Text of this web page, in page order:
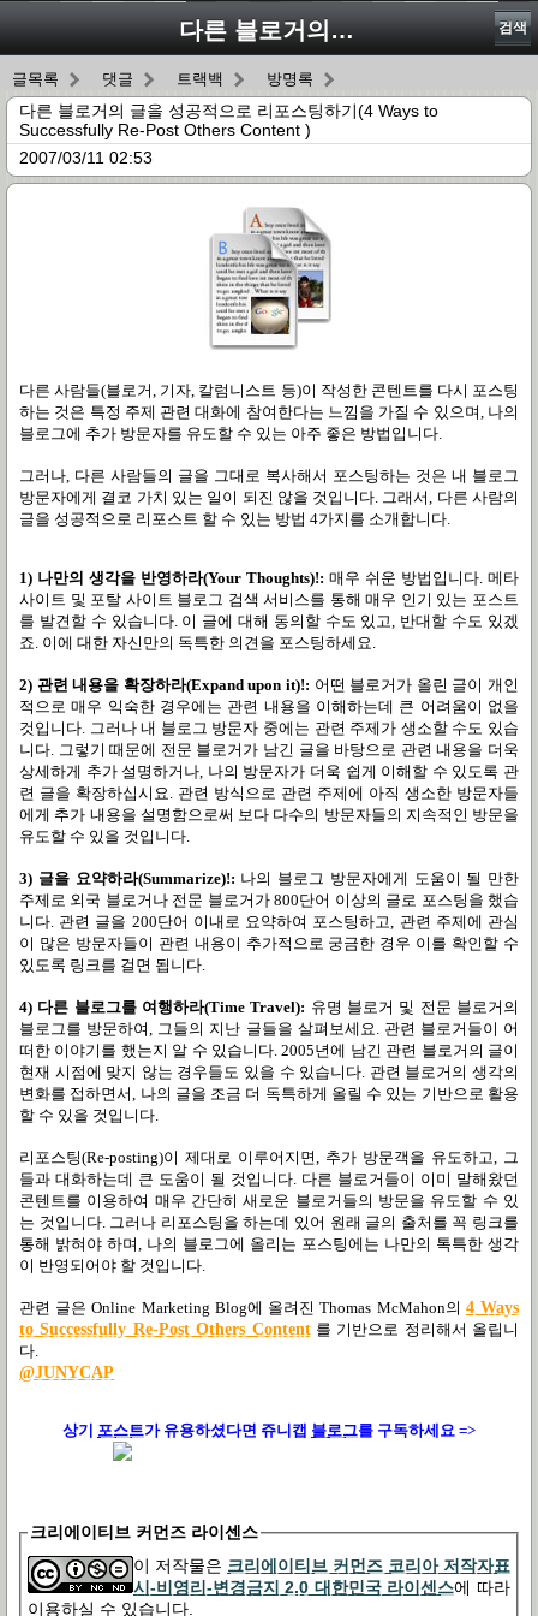
다른 블로거의 글을 성공적으로 리포스팅하기(4 Ways to Successfully Re-Post Others Content ) 검색
글목록 댓글 트랙백 방명록
다른 블로거의 글을 성공적으로 리포스팅하기(4 Ways to
Successfully Re-Post Others Content )
2007/03/11 02:53
다른 사람들(블로거, 기자, 칼럼니스트 등)이 작성한 콘텐트를 다시 포스팅
하는 것은 특정 주제 관련 대화에 참여한다는 느낌을 가질 수 있으며, 나의
블로그에 추가 방문자를 유도할 수 있는 아주 좋은 방법입니다.
그러나, 다른 사람들의 글을 그대로 복사해서 포스팅하는 것은 내 블로그
방문자에게 결코 가치 있는 일이 되진 않을 것입니다. 그래서, 다른 사람의
글을 성공적으로 리포스트 할 수 있는 방법 4가지를 소개합니다.
1) 나만의 생각을 반영하라(Your Thoughts)!: 매우 쉬운 방법입니다. 메타
사이트 및 포탈 사이트 블로그 검색 서비스를 통해 매우 인기 있는 포스트
를 발견할 수 있습니다. 이 글에 대해 동의할 수도 있고, 반대할 수도 있겠
죠. 이에 대한 자신만의 독특한 의견을 포스팅하세요.
2) 관련 내용을 확장하라(Expand upon it)!: 어떤 블로거가 올린 글이 개인
적으로 매우 익숙한 경우에는 관련 내용을 이해하는데 큰 어려움이 없을
것입니다. 그러나 내 블로그 방문자 중에는 관련 주제가 생소할 수도 있습
니다. 그렇기 때문에 전문 블로거가 남긴 글을 바탕으로 관련 내용을 더욱
상세하게 추가 설명하거나, 나의 방문자가 더욱 쉽게 이해할 수 있도록 관
련 글을 확장하십시요. 관련 방식으로 관련 주제에 아직 생소한 방문자들
에게 추가 내용을 설명함으로써 보다 다수의 방문자들의 지속적인 방문을
유도할 수 있을 것입니다.
3) 글을 요약하라(Summarize)!: 나의 블로그 방문자에게 도움이 될 만한
주제로 외국 블로거나 전문 블로거가 800단어 이상의 글로 포스팅을 했습
니다. 관련 글을 200단어 이내로 요약하여 포스팅하고, 관련 주제에 관심
이 많은 방문자들이 관련 내용이 추가적으로 궁금한 경우 이를 확인할 수
있도록 링크를 걸면 됩니다.
4) 다른 블로그를 여행하라(Time Travel): 유명 블로거 및 전문 블로거의
블로그를 방문하여, 그들의 지난 글들을 살펴보세요. 관련 블로거들이 어
떠한 이야기를 했는지 알 수 있습니다. 2005년에 남긴 관련 블로거의 글이
현재 시점에 맞지 않는 경우들도 있을 수 있습니다. 관련 블로거의 생각의
변화를 접하면서, 나의 글을 조금 더 독특하게 올릴 수 있는 기반으로 활용
할 수 있을 것입니다.
리포스팅(Re-posting)이 제대로 이루어지면, 추가 방문객을 유도하고, 그
들과 대화하는데 큰 도움이 될 것입니다. 다른 블로거들이 이미 말해왔던
콘텐트를 이용하여 매우 간단히 새로운 블로거들의 방문을 유도할 수 있
는 것입니다. 그러나 리포스팅을 하는데 있어 원래 글의 출처를 꼭 링크를
통해 밝혀야 하며, 나의 블로그에 올리는 포스팅에는 나만의 톡특한 생각
이 반영되어야 할 것입니다.
관련 글은 Online Marketing Blog에 올려진 Thomas McMahon의 4 Ways
to Successfully Re-Post Others Content 를 기반으로 정리해서 올립니
다.
@JUNYCAP
상기 포스트가유용하셨다면 쥬니캡 블로그를 구독하세요 =>
크리에이티브 커먼즈 라이센스
이 저작물은 크리에이티브 커먼즈 코리아 저작자표
시-비영리-변경금지 2.0 대한민국 라이센스에 따라
이용하실 수 있습니다.